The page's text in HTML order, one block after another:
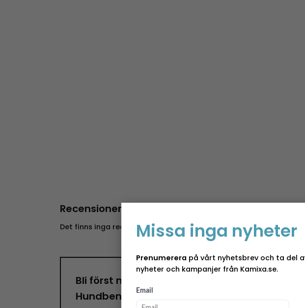
Missa inga nyheter
Prenumerera på vårt nyhetsbrev och ta del
nyheter och kampanjer från Kamixa.se.
Email
Recensioner
Det finns inga recensioner än.
Bli först med att recensera ”Underlägg
Hundben – Medium – Flr. Färger”